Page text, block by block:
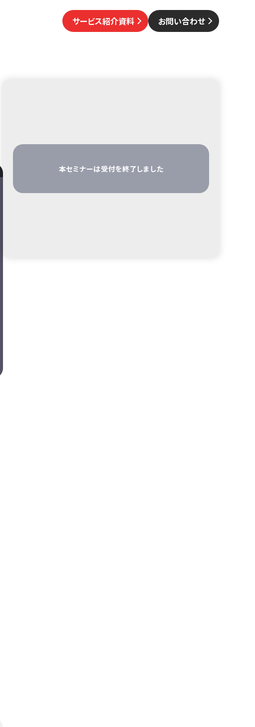
サービス紹介資料 お問い合わせ
本セミナーは受付を終了しました